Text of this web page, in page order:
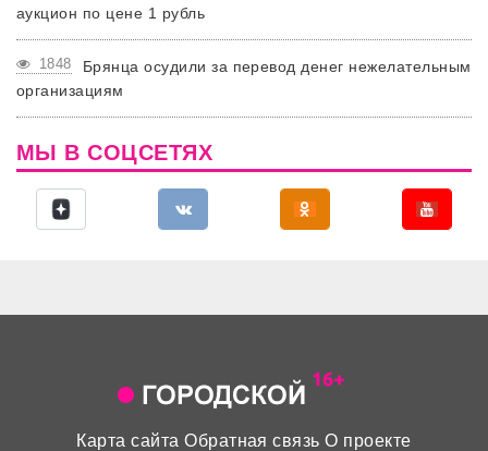
аукцион по цене 1 рубль
1848
Брянца осудили за перевод денег нежелательным
организациям
МЫ В СОЦСЕТЯХ
Карта сайта Обратная связь О проекте